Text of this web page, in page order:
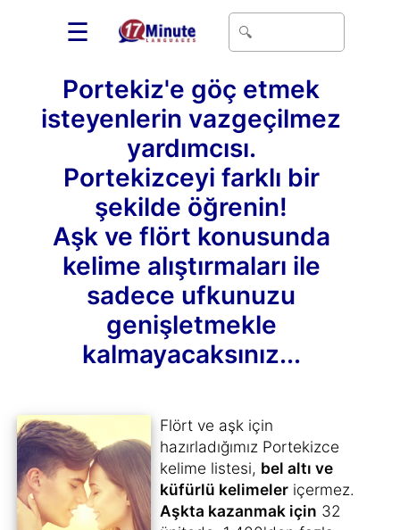
☰
Portekiz'e göç etmek
isteyenlerin vazgeçilmez
yardımcısı.
Portekizceyi farklı bir
şekilde öğrenin!
Aşk ve flört konusunda
kelime alıştırmaları ile
sadece ufkunuzu
genişletmekle
kalmayacaksınız...
Flört ve aşk için
hazırladığımız Portekizce
kelime listesi, bel altı ve
küfürlü kelimeler içermez.
Aşkta kazanmak için 32